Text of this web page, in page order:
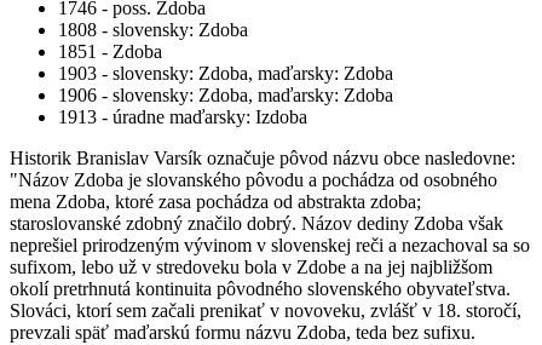
1746 - poss. Zdoba
1808 - slovensky: Zdoba
1851 - Zdoba
1903 - slovensky: Zdoba, maďarsky: Zdoba
1906 - slovensky: Zdoba, maďarsky: Zdoba
1913 - úradne maďarsky: Izdoba
Historik Branislav Varsík označuje pôvod názvu obce nasledovne:
"Názov Zdoba je slovanského pôvodu a pochádza od osobného
mena Zdoba, ktoré zasa pochádza od abstrakta zdoba;
staroslovanské zdobný značilo dobrý. Názov dediny Zdoba však
neprešiel prirodzeným vývinom v slovenskej reči a nezachoval sa so
sufixom, lebo už v stredoveku bola v Zdobe a na jej najbližšom
okolí pretrhnutá kontinuita pôvodného slovenského obyvateľstva.
Slováci, ktorí sem začali prenikať v novoveku, zvlášť v 18. storočí,
prevzali späť maďarskú formu názvu Zdoba, teda bez sufixu.